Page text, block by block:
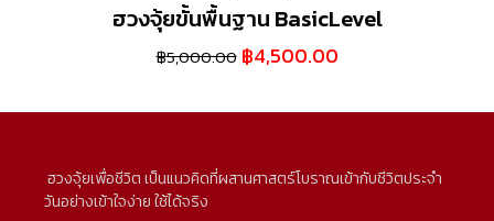
ฮวงจุ้ยขั้นพื้นฐาน BasicLevel
฿5,000.00 ฿4,500.00
ฮวงจุ้ยเพื่อชีวิต เป็นแนวคิดที่ผสานศาสตร์โบราณเข้ากับชีวิตประจำ
วันอย่างเข้าใจง่าย ใช้ได้จริง